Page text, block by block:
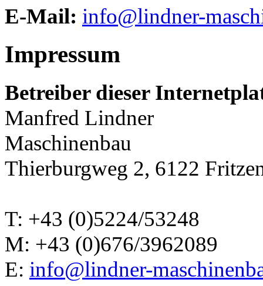
E-Mail: info@lindner-
Impressum
Betreiber dieser
Manfred Lindner
Maschinenbau
Thierburgweg 2, 6122
T: +43 (0)5224/53248
M: +43 (0)676/3962089
E: info@lindner-